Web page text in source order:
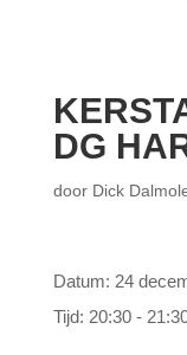
DG
door Dick
Datum: 24
Tijd: 20:30 -